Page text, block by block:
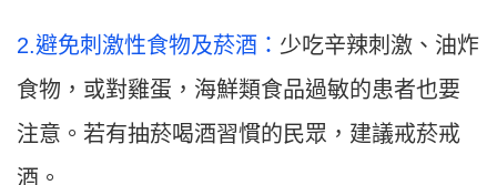
2.避免刺激性食物及菸酒： 少吃辛辣刺激、油炸
食物，或對雞蛋，海鮮類食品過敏的患者也要
注意。若有抽菸喝酒習慣的民眾，建議戒菸戒
酒。